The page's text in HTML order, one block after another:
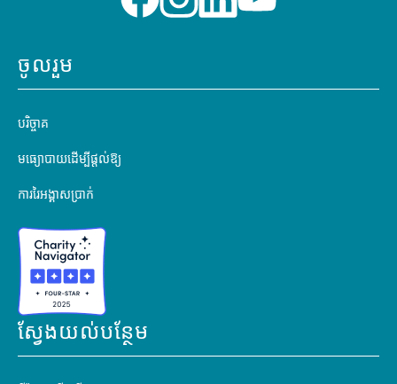
ចូលរួម
បរិច្ចាគ
មធ្យោបាយដើម្បីផ្តល់ឱ្យ
ការរៃអង្គាសប្រាក់
ស្វែងយល់បន្ថែម